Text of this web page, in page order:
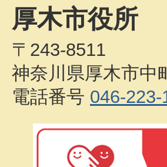
厚木市役所
〒243-8511
神奈川県厚木市中
電話番号 046-223-